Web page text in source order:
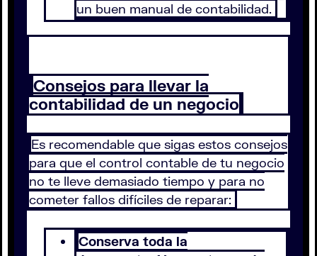
un buen manual de contabilidad.
Consejos para llevar la
contabilidad de un negocio
Es recomendable que sigas estos consejos
para que el control contable de tu negocio
no te lleve demasiado tiempo y para no
cometer fallos difíciles de reparar:
Conserva toda la